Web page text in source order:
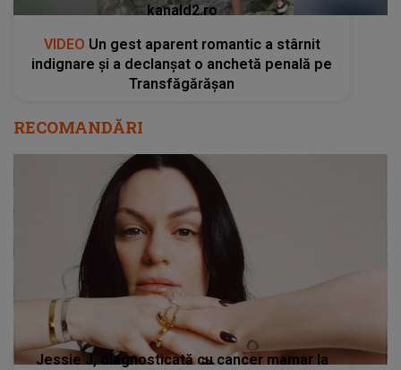
kanald2.ro
VIDEO Un gest aparent romantic a stârnit
indignare și a declanșat o anchetă penală pe
Transfăgărășan
RECOMANDĂRI
Jessie J, diagnosticată cu cancer mamar la